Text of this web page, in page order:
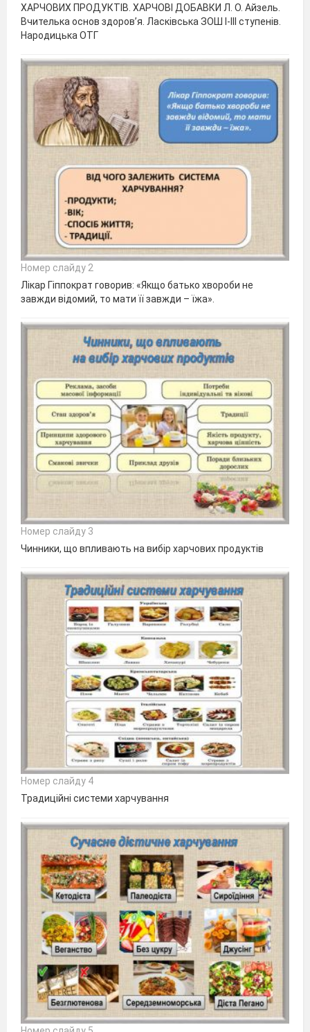
ХАРЧОВИХ ПРОДУКТІВ. ХАРЧОВІ ДОБАВКИ Л. О. Айзель.
Вчителька основ здоров’я. Ласківська ЗОШ І-ІІІ ступенів.
Народицька ОТГ
Номер слайду 2
Лікар Гіппократ говорив: «Якщо батько хвороби не
завжди відомий, то мати її завжди – їжа».
Номер слайду 3
Чинники, що впливають на вибір харчових продуктів
Номер слайду 4
Традиційні системи харчування